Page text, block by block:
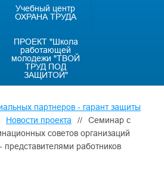
Учебный центр
ОХРАНА ТРУДА
ПРОЕКТ "Школа
работающей
молодежи "ТВОЙ
ТРУД ПОД
ЗАЩИТОЙ"
партнеров - гарант защиты
Новости проекта //
Семинар с
советов организаций
работников